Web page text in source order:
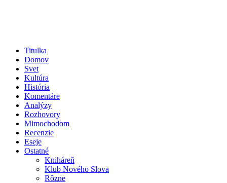
Titulka
Domov
Svet
Kultúra
História
Komentáre
Analýzy
Rozhovory
Mimochodom
Recenzie
Eseje
Ostatné
Kniháreň
Klub Nového Slova
Rôzne